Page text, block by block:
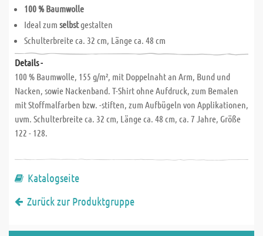
100 % Baumwolle
Ideal zum selbstgestalten
Schulterbreite ca. 32 cm, Länge ca. 48 cm
Details -
100 % Baumwolle, 155 g/m², mit Doppelnaht an Arm, Bund und
Nacken, sowie Nackenband. T-Shirt ohne Aufdruck, zum Bemalen
mit Stoffmalfarben bzw. -stiften, zum Aufbügeln von Applikationen,
uvm. Schulterbreite ca. 32 cm, Länge ca. 48 cm, ca. 7 Jahre, Größe
122 - 128.
Katalogseite
Zurück zur Produktgruppe